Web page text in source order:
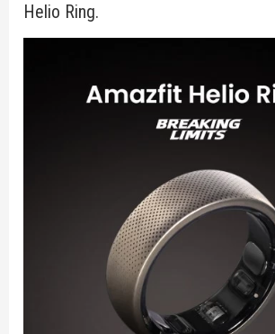
Helio Ring.